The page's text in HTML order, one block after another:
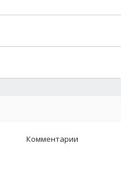
Комментарии